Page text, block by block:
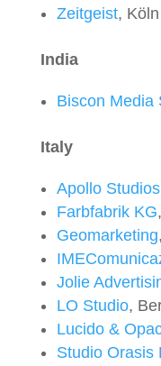
Zeitgeist,
India
Biscon Media
Italy
Apollo Studios
Farbfabrik KG
Geomarketing
Jolie
LO Studio,
Lucido &
Studio Orasis